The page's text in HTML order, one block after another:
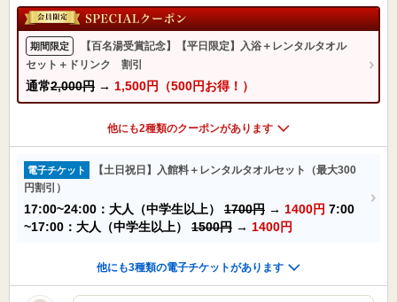
期間限定
【百名湯受賞記念】【平日限定】入浴＋レンタルタオル
セット＋ドリンク 割引
通常2,000円 → 1,500円（500円お得！）
他にも2種類のクーポンがあります
電子チケット
【土日祝日】入館料＋レンタルタオルセット（最大300
円割引）
17:00~24:00：大人（中学生以上） 1700円 → 1400円 7:00
~17:00：大人（中学生以上） 1500円 → 1400円
他にも3種類の電子チケットがあります